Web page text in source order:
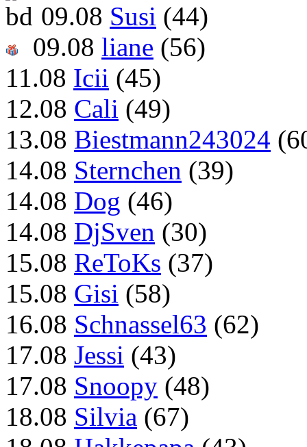
09.08 Susi (44)
09.08 liane (56)
11.08 Icii (45)
12.08 Cali (49)
13.08 Biestmann243024
14.08 Sternchen (39)
14.08 Dog (46)
14.08 DjSven (30)
15.08 ReToKs (37)
15.08 Gisi (58)
16.08 Schnassel63 (62)
17.08 Jessi (43)
17.08 Snoopy (48)
18.08 Silvia (67)